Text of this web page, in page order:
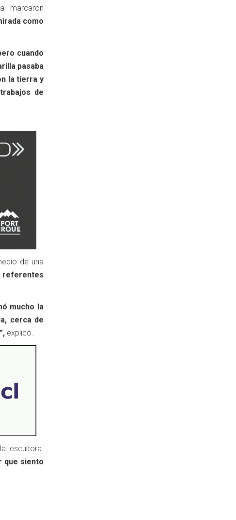
marcaron
como
cuando
pasaba
la tierra y
de
de una
referentes
mucho la
cerca de
explicó.
escultora.
que siento